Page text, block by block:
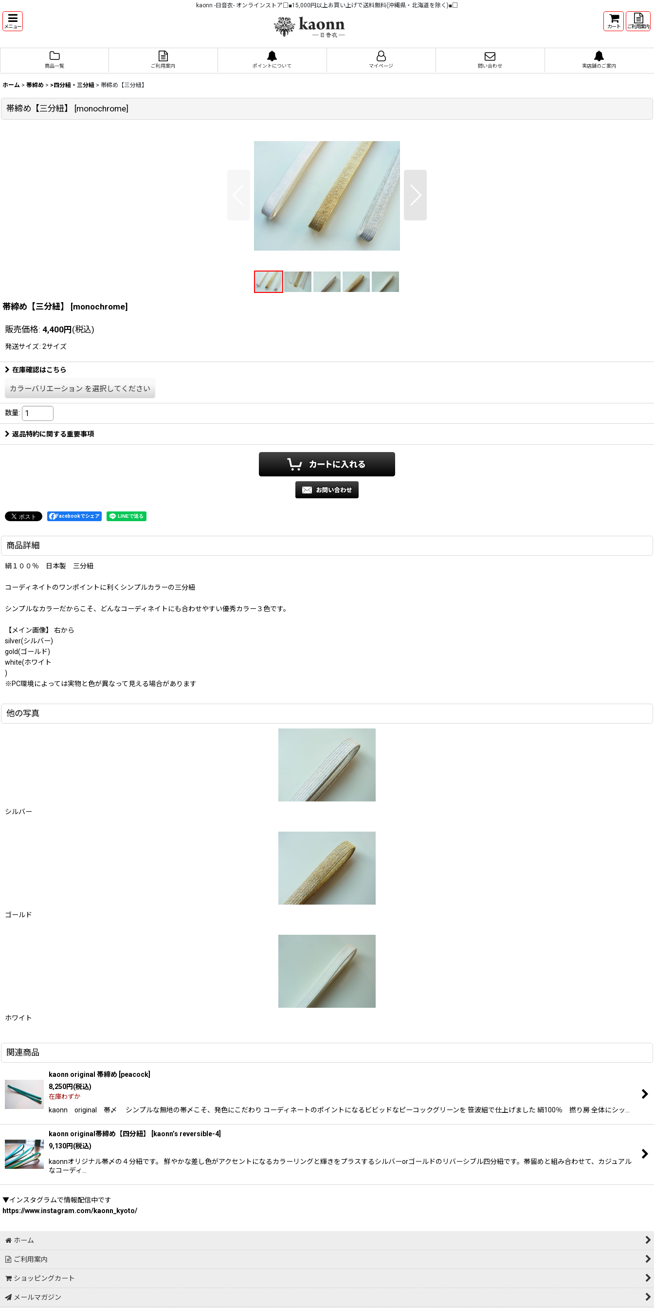
kaonn -日音衣- オンラインストア□■15,000円以上お買い上げで送料無料(沖縄県・北海道を除く)■□
メニュー カート ご利用案内
商品一覧 ご利用案内 ポイントについて マイページ 問い合わせ 実店舗のご案内
ホーム > 帯締め > >四分紐・三分紐 > 帯締め【三分紐】
帯締め【三分紐】 [monochrome]
帯締め【三分紐】 [monochrome]
販売価格: 4,400円(税込)
発送サイズ: 2サイズ
在庫確認はこちら
カラーバリエーション を選択してください
数量:
返品特約に関する重要事項
Facebookでシェア
商品詳細
絹１００％ 日本製 三分紐
コーディネイトのワンポイントに利くシンプルカラーの三分紐
シンプルなカラーだからこそ、どんなコーディネイトにも合わせやすい優秀カラー３色です。
【メイン画像】 右から
silver(シルバー)
gold(ゴールド)
white(ホワイト
)
※PC環境によっては実物と色が異なって見える場合があります
他の写真
シルバー
ゴールド
ホワイト
関連商品
kaonn original 帯締め peacock
8,250円(税込)
在庫わずか
kaonn original 帯〆 シンプルな無地の帯〆こそ、発色にこだわり コーディネートのポイントになるビビッドなピーコックグリーンを 笹波組で仕上げました 絹100％ 撚り房 全体にシッ…
kaonn original帯締め【四分紐】 kaonn’s reversible-4]
9,130円(税込)
kaonnオリジナル帯〆の４分紐です。 鮮やかな差し色がアクセントになるカラーリングと輝きをプラスするシルバーorゴールドのリバーシブル四分紐です。帯留めと組み合わせて、カジュアル
なコーディ…
▼インスタグラムで情報配信中です
https://www.instagram.com/kaonn_kyoto/
ホーム
ご利用案内
ショッピングカート
メールマガジン